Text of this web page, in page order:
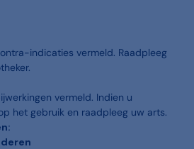
indicaties vermeld. Raadpleeg
vermeld. Indien u
het gebruik en raadpleeg uw arts.